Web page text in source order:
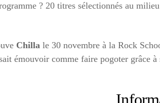
? 20 titres sélectionnés au
Chilla le 30 novembre à la Rock
émouvoir comme faire pogoter grâce